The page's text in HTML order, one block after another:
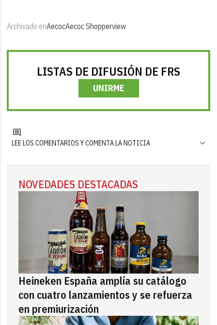
Archivado enAecocAecoc Shopperview
LISTAS DE DIFUSIÓN DE FRS
UNIRME
LEE LOS COMENTARIOS Y COMENTA LA NOTICIA
NOVEDADES DESTACADAS
Heineken España amplía su catálogo
con cuatro lanzamientos y se refuerza
en premiurización